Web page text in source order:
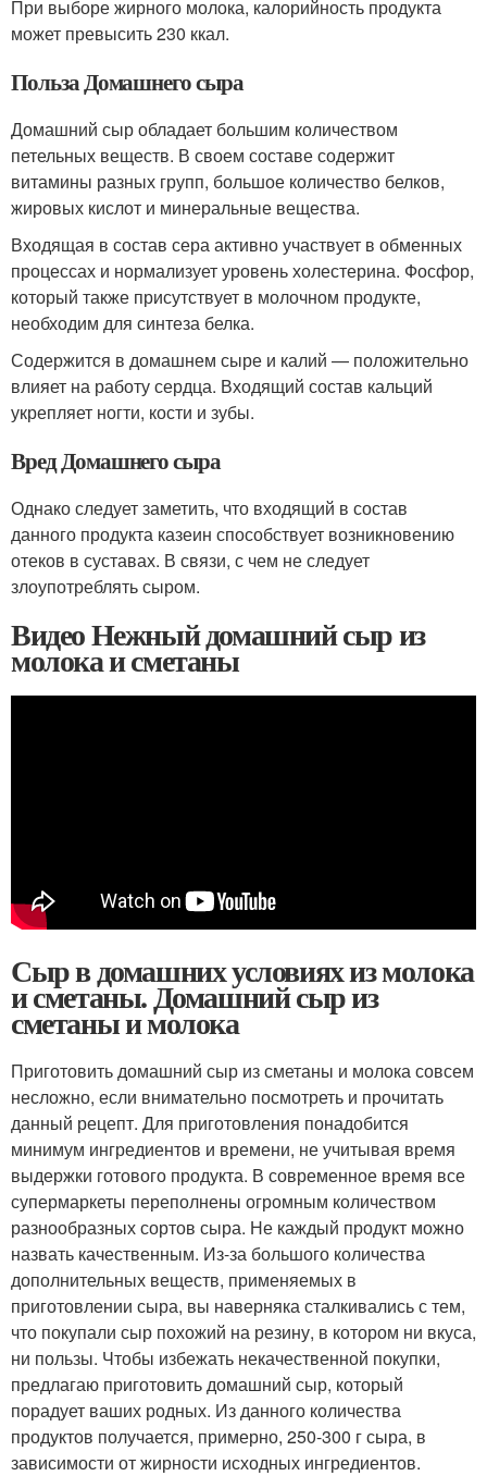
При выборе жирного молока, калорийность продукта
может превысить 230 ккал.
Польза Домашнего сыра
Домашний сыр обладает большим количеством
петельных веществ. В своем составе содержит
витамины разных групп, большое количество белков,
жировых кислот и минеральные вещества.
Входящая в состав сера активно участвует в обменных
процессах и нормализует уровень холестерина. Фосфор,
который также присутствует в молочном продукте,
необходим для синтеза белка.
Содержится в домашнем сыре и калий — положительно
влияет на работу сердца. Входящий состав кальций
укрепляет ногти, кости и зубы.
Вред Домашнего сыра
Однако следует заметить, что входящий в состав
данного продукта казеин способствует возникновению
отеков в суставах. В связи, с чем не следует
злоупотреблять сыром.
Видео Нежный домашний сыр из
молока и сметаны
Сыр в домашних условиях из молока
и сметаны. Домашний сыр из
сметаны и молока
Приготовить домашний сыр из сметаны и молока совсем
несложно, если внимательно посмотреть и прочитать
данный рецепт. Для приготовления понадобится
минимум ингредиентов и времени, не учитывая время
выдержки готового продукта. В современное время все
супермаркеты переполнены огромным количеством
разнообразных сортов сыра. Не каждый продукт можно
назвать качественным. Из-за большого количества
дополнительных веществ, применяемых в
приготовлении сыра, вы наверняка сталкивались с тем,
что покупали сыр похожий на резину, в котором ни вкуса,
ни пользы. Чтобы избежать некачественной покупки,
предлагаю приготовить домашний сыр, который
порадует ваших родных. Из данного количества
продуктов получается, примерно, 250-300 г сыра, в
зависимости от жирности исходных ингредиентов.